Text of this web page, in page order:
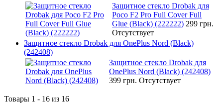
Защитное стекло Drobak для
Poco F2 Pro Full Cover Full
Glue (Black) (222222) 299 грн.
Отсутствует
Защитное стекло Drobak для OnePlus Nord (Black)
(242408)
Защитное стекло Drobak для
OnePlus Nord (Black) (242408)
399 грн. Отсутствует
Товары 1 - 16 из 16